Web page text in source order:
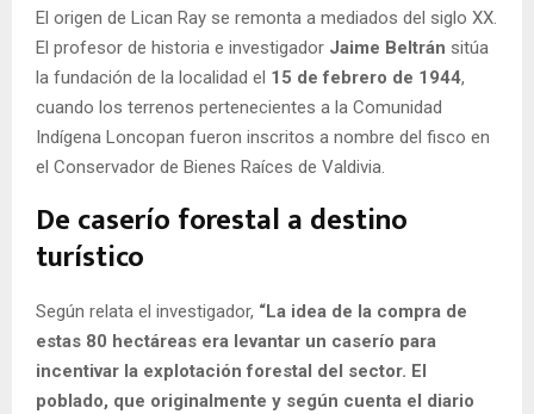
El origen de Lican Ray se remonta a mediados del siglo XX.
El profesor de historia e investigador Jaime Beltrán sitúa
la fundación de la localidad el 15 de febrero de 1944,
cuando los terrenos pertenecientes a la Comunidad
Indígena Loncopan fueron inscritos a nombre del fisco en
el Conservador de Bienes Raíces de Valdivia.
De caserío forestal a destino
turístico
Según relata el investigador, “La idea de la compra de
estas 80 hectáreas era levantar un caserío para
incentivar la explotación forestal del sector. El
poblado, que originalmente y según cuenta el diario